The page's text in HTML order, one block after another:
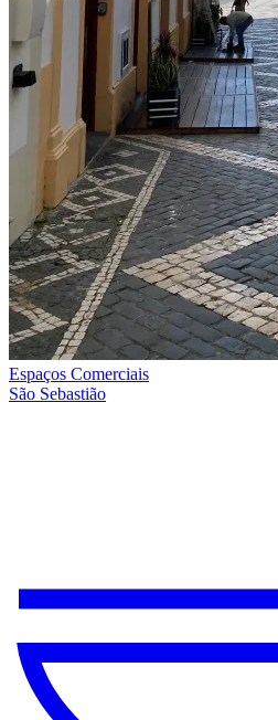
Espaços Comerciais
São Sebastião